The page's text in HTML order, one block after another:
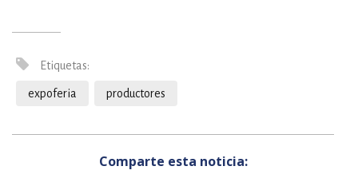
Etiquetas:
expoferia productores
Comparte esta noticia: